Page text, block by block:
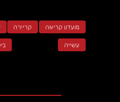
מועדון קריאה קריירה
עשייה